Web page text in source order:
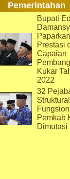
Pemerintahan
Bupati
Paparkan
Prestasi
Capaian
Kukar
2022
32
Pemkab
Dimutasi